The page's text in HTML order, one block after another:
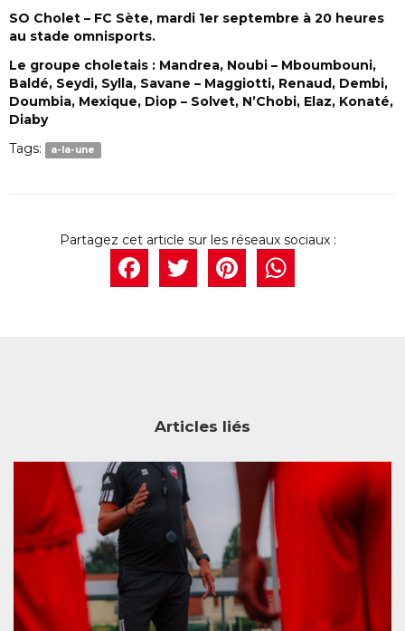
SO Cholet – FC Sète, mardi 1er septembre à 20 heures
au stade omnisports.
Le groupe choletais : Mandrea, Noubi – Mboumbouni,
Baldé, Seydi, Sylla, Savane – Maggiotti, Renaud, Dembi,
Doumbia, Mexique, Diop – Solvet, N’Chobi, Elaz, Konaté,
Diaby
Tags:
a-la-une
Facebook
Twitter
Articles liés